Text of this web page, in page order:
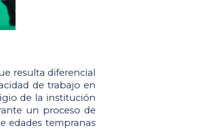
resulta diferencial
de trabajo en
de la institución
un proceso de
edades tempranas